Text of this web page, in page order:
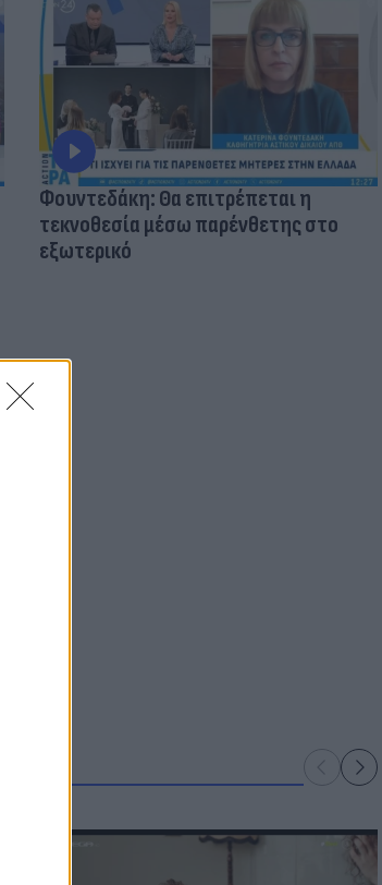
Φουντεδάκη: Θα επιτρέπεται η
τεκνοθεσία μέσω παρένθετης στο
εξωτερικό